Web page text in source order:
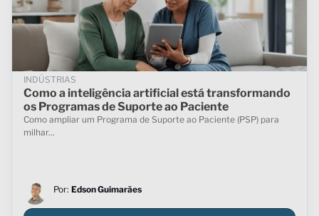
INDÚSTRIAS
Como a inteligência artificial está transformando
os Programas de Suporte ao Paciente
Como ampliar um Programa de Suporte ao Paciente (PSP) para
milhar...
Por: Edson Guimarães